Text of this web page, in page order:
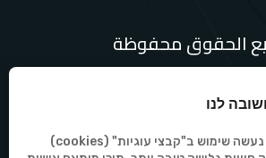
الحقوق محفوظة
وفقاَ لشروط الخدمة
Copyright © All Rights
לנו
לידיעתכם, באתר זה נעשה שימוש ב"קבצי עוגיות" (cookies)